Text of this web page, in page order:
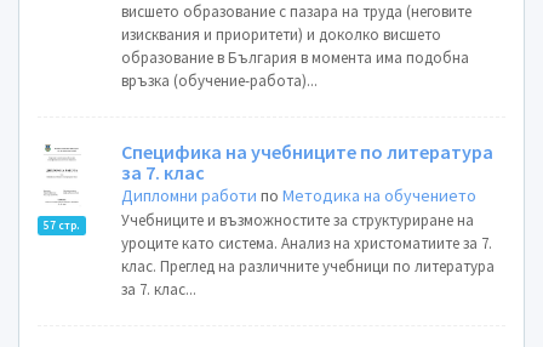
висшето образование с пазара на труда (неговите
изисквания и приоритети) и доколко висшето
образование в България в момента има подобна
връзка (обучение-работа)...
57 стр.
Специфика на учебниците по литература
за 7. клас
Дипломни работи поМетодика на обучението
Учебниците и възможностите за структуриране на
уроците като система. Анализ на христоматиите за 7.
клас. Преглед на различните учебници по литература
за 7. клас...